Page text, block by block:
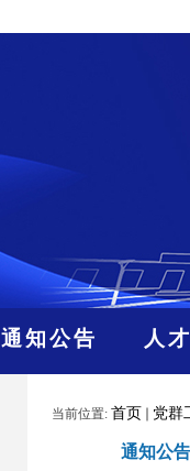
通知公告 人
当前位置: 首页 党群
通知公告